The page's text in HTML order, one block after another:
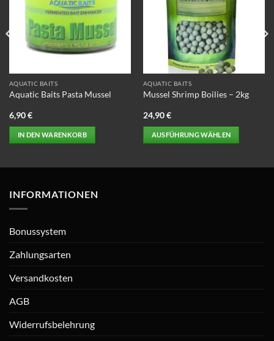
Produktseite
gewählt
werden
AQUATIC BAITS
Aquatic Baits Pasta Mussel
6,90€
IN DEN WARENKORB
AQUATIC BAITS
Mussel Shrimp Boilies – 2kg
24,90€
AUSFÜHRUNG WÄHLEN
INFORMATIONEN
Bonussystem
Zahlungsarten
Versandkosten
AGB
Widerrufsbelehrung